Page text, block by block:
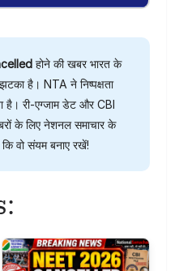
होने की खबर भारत के
है। NTA ने निष्पक्षता
है। री-एग्जाम डेट और CBI
के लिए नेशनल समाचार के
वो संयम बनाए रखें!